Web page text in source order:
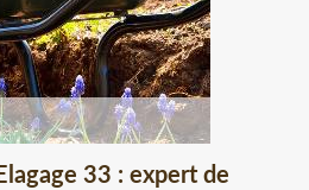
33 : expert de